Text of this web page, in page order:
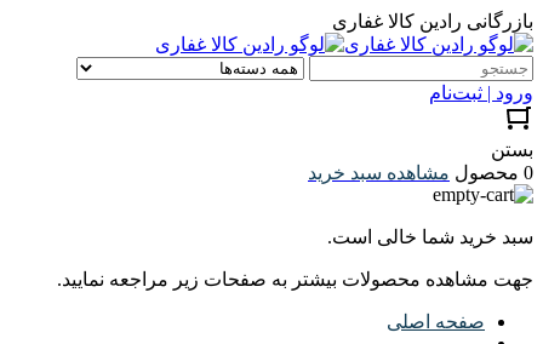
بازرگانی رادین کالا غفاری
ورود | ثبت‌نام
بستن
0 محصول
مشاهده سبد خرید
سبد خرید شما خالی است.
جهت مشاهده محصولات بیشتر به صفحات زیر مراجعه نمایید.
صفحه اصلی